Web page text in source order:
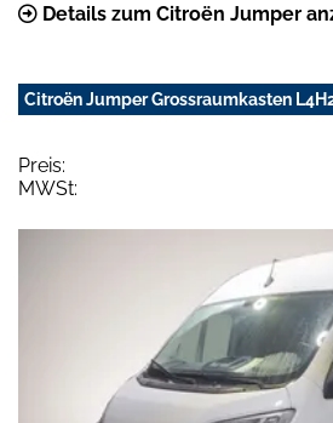
Details zum Citroën Jumper
Citroën Jumper Grossraumkasten
Preis:
MWSt: